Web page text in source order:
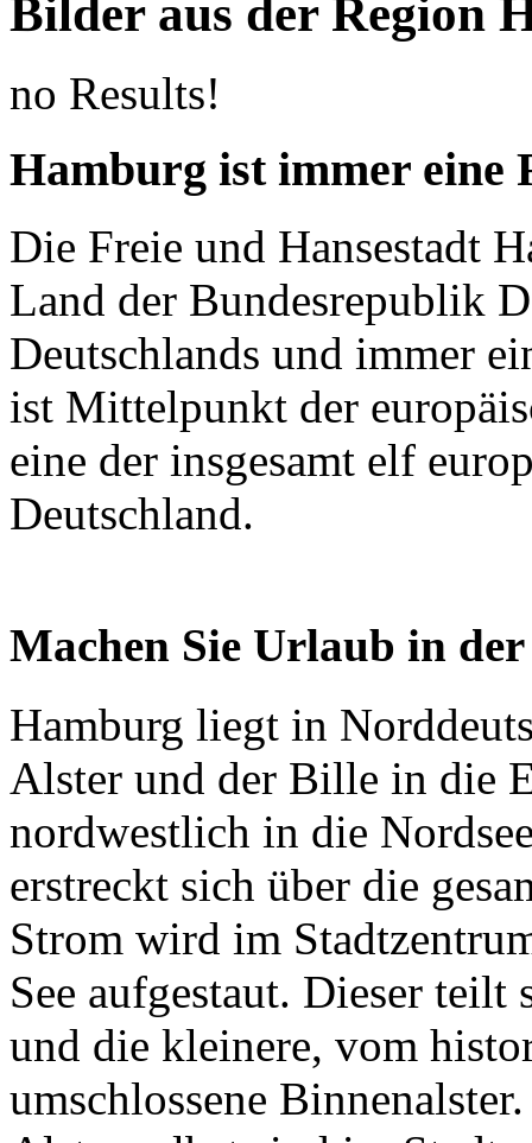
Bilder aus der Region
no Results!
Hamburg ist immer eine
Die Freie und Hansestadt
Land der Bundesrepublik
Deutschlands und immer
ist Mittelpunkt der
eine der insgesamt elf
Deutschland.
Machen Sie Urlaub in
Hamburg liegt in
Alster und der Bille in die
nordwestlich in die
erstreckt sich über die
Strom wird im
See aufgestaut. Dieser
und die kleinere, vom
umschlossene